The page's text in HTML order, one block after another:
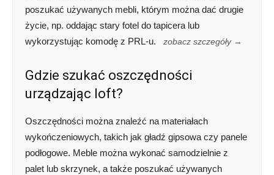
poszukać używanych mebli, którym można dać drugie
życie, np. oddając stary fotel do tapicera lub
wykorzystując komodę z PRL-u.
zobacz szczegóły →
Gdzie szukać oszczędności
urządzając loft?
Oszczędności można znaleźć na materiałach
wykończeniowych, takich jak gładź gipsowa czy panele
podłogowe. Meble można wykonać samodzielnie z
palet lub skrzynek, a także poszukać używanych